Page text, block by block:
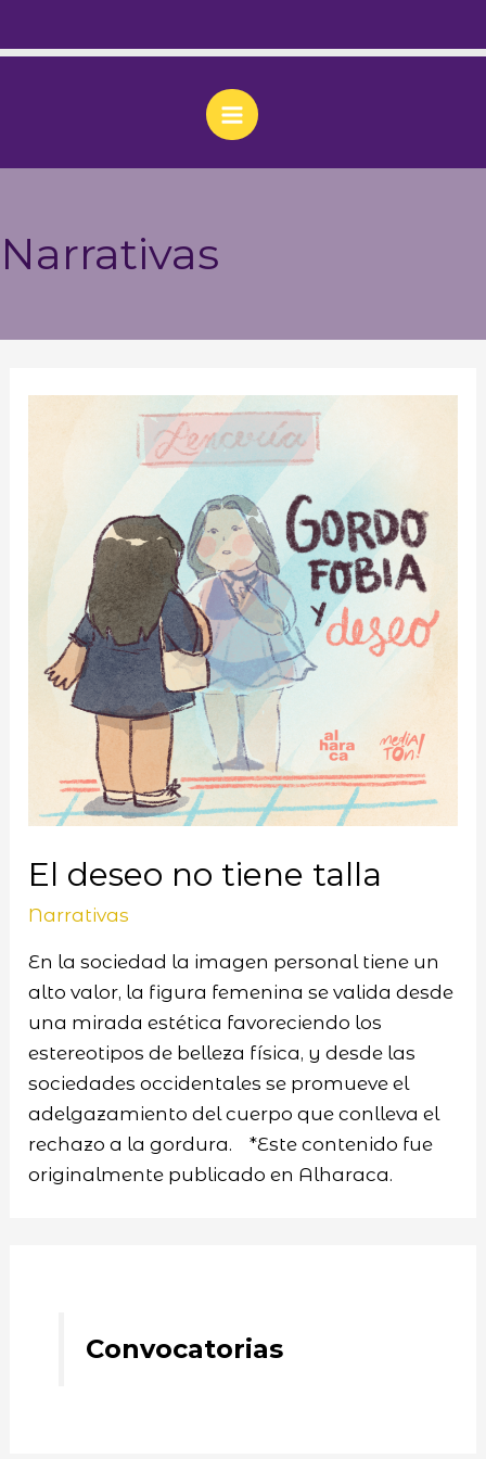
Narrativas
El deseo no tiene talla
Narrativas
En la sociedad la imagen personal tiene un
alto valor, la figura femenina se valida desde
una mirada estética favoreciendo los
estereotipos de belleza física, y desde las
sociedades occidentales se promueve el
adelgazamiento del cuerpo que conlleva el
rechazo a la gordura. *Este contenido fue
originalmente publicado en Alharaca.
Convocatorias